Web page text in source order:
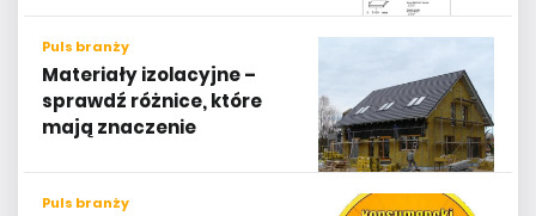
Puls branży
Materiały izolacyjne –
sprawdź różnice, które
mają znaczenie
Puls branży